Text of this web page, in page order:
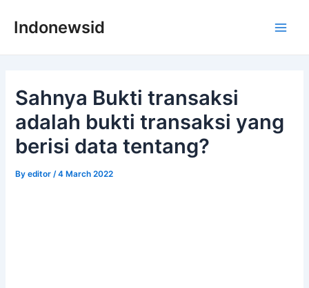
Indonewsid
Sahnya Bukti transaksi
adalah bukti transaksi yang
berisi data tentang?
Byeditor /4 March 2022